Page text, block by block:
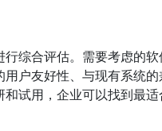
综合评估。需要考虑的软
户友好性、与现有系统
试用，企业可以找到最